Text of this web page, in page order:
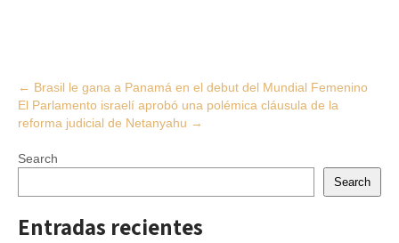
Post
navigation
← Brasil le gana a Panamá en el debut del Mundial Femenino
El Parlamento israelí aprobó una polémica cláusula de la
reforma judicial de Netanyahu →
Search
Search
Entradas recientes